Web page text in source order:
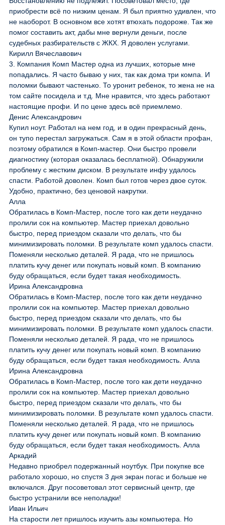
приобрести всё по низким ценам. Я был приятно удивлен, что
не наоборот. В основном все хотят втюхать подороже. Так же
помог составить акт, дабы мне вернули деньги, после
судебных разбирательств с ЖКХ. Я доволен услугами.
Кирилл Вячеславович
3. Компания Комп Мастер одна из лучших, которые мне
попадались. Я часто бываю у них, так как дома три компа. И
поломки бывают частенько. То уронит ребенок, то жена не на
том сайте посидела и т.д. Мне нравится, что здесь работают
настоящие профи. И по цене здесь всё приемлемо.
Денис Александрович
Купил ноут. Работал на нем год, и в один прекрасный день,
он тупо перестал загружаться. Сам я в этой области профан,
поэтому обратился в Комп-мастер. Они быстро провели
диагностику (которая оказалась бесплатной). Обнаружили
проблему с жестким диском. В результате инфу удалось
спасти. Работой доволен. Комп был готов через двое суток.
Удобно, практично, без ценовой накрутки.
Алла
Обратилась в Комп-Мастер, после того как дети неудачно
пролили сок на компьютер. Мастер приехал довольно
быстро, перед приездом сказали что делать, что бы
минимизировать поломки. В результате комп удалось спасти.
Поменяли несколько деталей. Я рада, что не пришлось
платить кучу денег или покупать новый комп. В компанию
буду обращаться, если будет такая необходимость.
Ирина Александровна
Обратилась в Комп-Мастер, после того как дети неудачно
пролили сок на компьютер. Мастер приехал довольно
быстро, перед приездом сказали что делать, что бы
минимизировать поломки. В результате комп удалось спасти.
Поменяли несколько деталей. Я рада, что не пришлось
платить кучу денег или покупать новый комп. В компанию
буду обращаться, если будет такая необходимость. Алла
Ирина Александровна
Обратилась в Комп-Мастер, после того как дети неудачно
пролили сок на компьютер. Мастер приехал довольно
быстро, перед приездом сказали что делать, что бы
минимизировать поломки. В результате комп удалось спасти.
Поменяли несколько деталей. Я рада, что не пришлось
платить кучу денег или покупать новый комп. В компанию
буду обращаться, если будет такая необходимость. Алла
Аркадий
Недавно приобрел подержанный ноутбук. При покупке все
работало хорошо, но спустя 3 дня экран погас и больше не
включался. Друг посоветовал этот сервисный центр, где
быстро устранили все неполадки!
Иван Ильич
На старости лет пришлось изучить азы компьютера. Но